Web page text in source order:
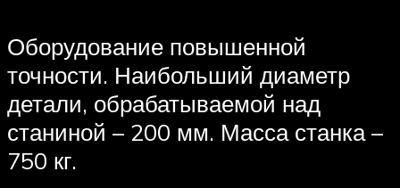
Оборудование повышенной
точности. Наибольший диаметр
детали, обрабатываемой над
станиной – 200 мм. Масса станка –
750 кг.